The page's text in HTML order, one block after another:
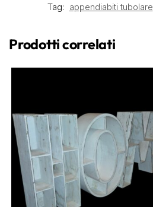
Tag: appendiabiti tubolare
Prodotti correlati